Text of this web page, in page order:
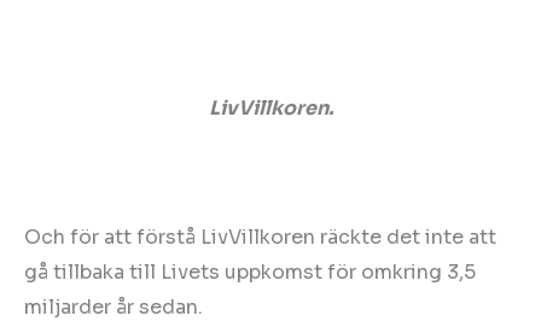
LivVillkoren.
Och för att förstå LivVillkoren räckte det inte att
gå tillbaka till Livets uppkomst för omkring 3,5
miljarder år sedan.